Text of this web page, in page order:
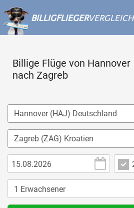
BILLIGFLIEGERVERGLEICH
Billige Flüge von Hannover
nach Zagreb